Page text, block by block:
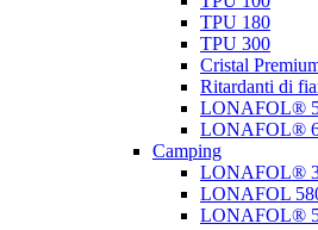
TPU 180
TPU 300
Cristal
Ritardanti di
LONAFOL®
LONAFOL®
Camping
LONAFOL®
LONAFOL
LONAFOL®